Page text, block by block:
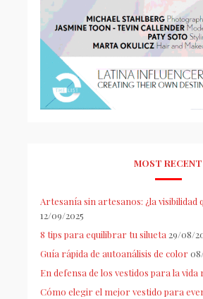
MOST RECENT
Artesanía sin artesanos: ¿la visibilidad
12/09/2025
8 tips para equilibrar tu silueta 29/08/
Guía rápida de autoanálisis de color
En defensa de los vestidos para la vida
Cómo elegir el mejor vestido para